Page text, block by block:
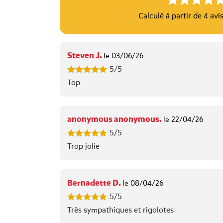
Calculé à partir de 4
Steven J. le 03/06/26
5/5
Top
anonymous anonymous. le 22/04/26
5/5
Trop jolie
Bernadette D. le 08/04/26
5/5
Très sympathiques et rigolotes